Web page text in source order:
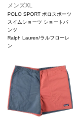
メンズXL
POLO SPORT ポロスポーツ
スイムショーツ ショートパ
ンツ
Ralph Lauren/ラルフローレ
ン